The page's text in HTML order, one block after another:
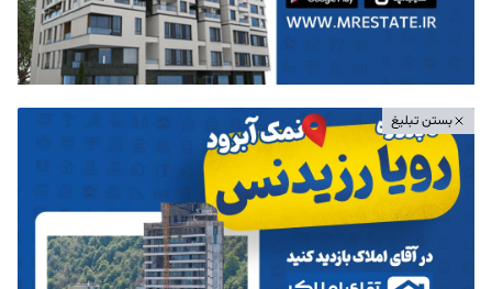
بستن تبلیغ